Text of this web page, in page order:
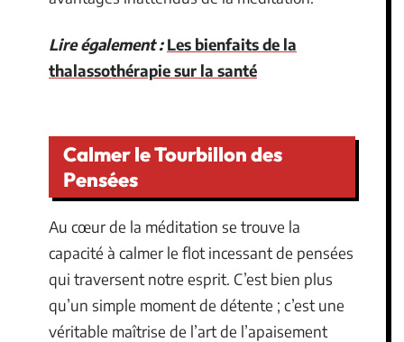
Lire également : Les bienfaits de la
thalassothérapie sur la santé
Calmer le Tourbillon des
Pensées
Au cœur de la méditation se trouve la
capacité à calmer le flot incessant de pensées
qui traversent notre esprit. C’est bien plus
qu’un simple moment de détente ; c’est une
véritable maîtrise de l’art de l’apaisement